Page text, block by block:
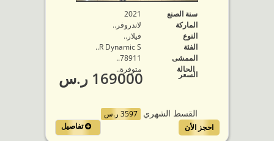
سنة الصنع
2021
الماركة
لاندروفر..
النوع
فيلار..
الفئة
R Dynamic S..
الممشى
78911..
الحالة
متوفرة‬..
السعر 169000 ر.س
القسط الشهري 3597 ر.س
تفاصيل
احجز الأن